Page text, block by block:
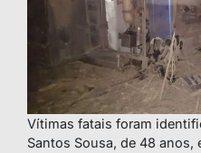
Vítimas fatais foram
Santos Sousa, de 48 anos,